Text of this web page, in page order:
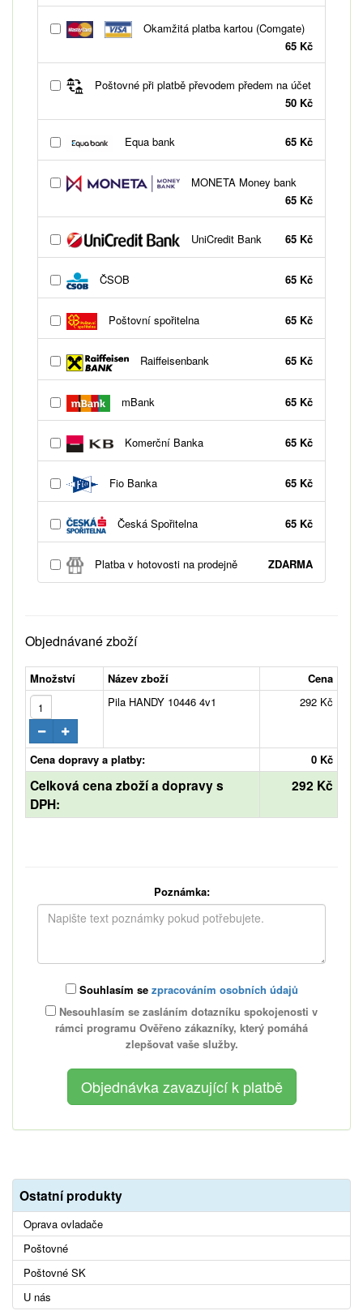
Okamžitá platba kartou (Comgate)
65 Kč
Poštovné při platbě převodem předem na účet
50 Kč
Equa bank 65 Kč
MONETA Money bank
65 Kč
UniCredit Bank 65 Kč
ČSOB 65 Kč
Poštovní spořitelna 65 Kč
Raiffeisenbank 65 Kč
mBank 65 Kč
Komerční Banka 65 Kč
Fio Banka 65 Kč
Česká Spořitelna 65 Kč
Platba v hotovosti na prodejně ZDARMA
Objednávané zboží
Množství Název zboží
Cena
Pila HANDY 10446 4v1
292 Kč
Cena dopravy a platby: 0 Kč
Celková cena zboží a dopravy s
DPH:
292 Kč
Poznámka:
Souhlasím se zpracováním osobních údajů
Nesouhlasím se zasláním dotazníku spokojenosti v
rámci programu Ověřeno zákazníky, který pomáhá
zlepšovat vaše služby.
Ostatní produkty
Oprava ovladače
Poštovné
Poštovné SK
U nás